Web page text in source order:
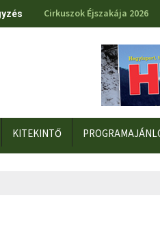
Cirkuszok Éjszakája 2026
KITEKINTŐ